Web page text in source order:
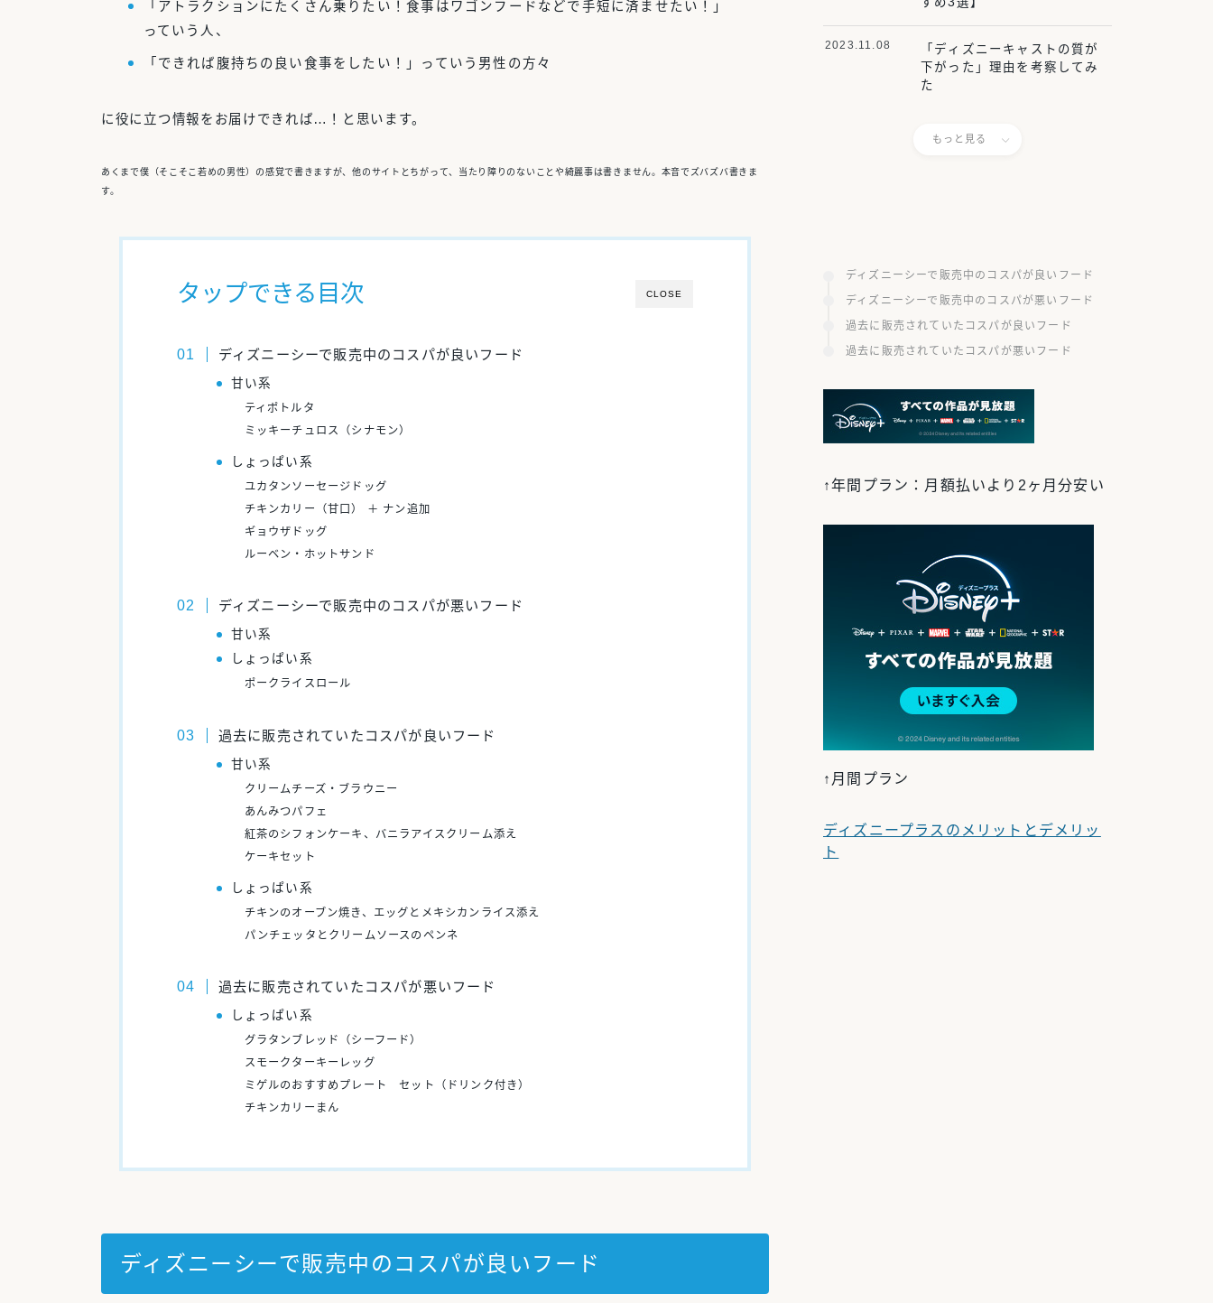
「アトラクションにたくさん乗りたい！食事はワゴンフードなどで手短に済ませたい ！」
っていう人、
「できれば腹持ちの良い食事をしたい！」っていう男性の方々
に役に立つ情報をお届けできれば…！と思います。
あくまで僕（そこそこ若めの男性）の感覚で書きますが、他のサイトとちがって、当たり障りのないことや綺麗事は書きません。本音でズバズバ書きま
す。
CLOSE
タップできる目次
ディズニーシーで販売中のコスパが良いフード
甘い系
ティポトルタ
ミッキーチュロス（シナモン）
しょっぱい系
ユカタンソーセージドッグ
チキンカリー（甘口） ＋ ナン追加
ギョウザドッグ
ルーベン・ホットサンド
ディズニーシーで販売中のコスパが悪いフード
甘い系
しょっぱい系
ポークライスロール
過去に販売されていたコスパが良いフード
甘い系
クリームチーズ・ブラウニー
あんみつパフェ
紅茶のシフォンケーキ、バニラアイスクリーム添え
ケーキセット
しょっぱい系
チキンのオーブン焼き、エッグとメキシカンライス添え
パンチェッタとクリームソースのペンネ
過去に販売されていたコスパが悪いフード
しょっぱい系
グラタンブレッド（シーフード）
スモークターキーレッグ
ミゲルのおすすめプレート セット（ドリンク付き）
チキンカリーまん
ディズニーシーで販売中のコスパが良いフード
「ディズニーキャストの質が
下がった」理由を考察してみ
た
2023.11.08
もっと見る
ディズニーシーで販売中のコスパが良いフード
ディズニーシーで販売中のコスパが悪いフード
過去に販売されていたコスパが良いフード
過去に販売されていたコスパが悪いフード
↑年間プラン：月額払いより2ヶ月分安い
↑月間プラン
ディズニープラスのメリットとデメリッ
ト